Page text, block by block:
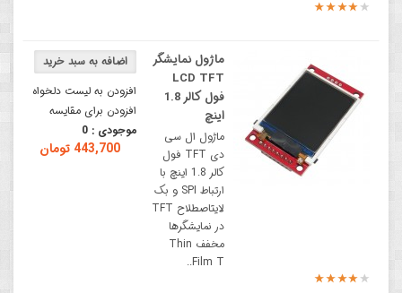
افزودن به لیست دلخواه
افزودن برای مقایسه
موجودی : 0
443,700 تومان
ماژول نمایشگر
LCD TFT
فول کالر 1.8
اینچ
ماژول ال سی
دی TFT فول
کالر 1.8 اینچ با
ارتباط SPI و بک
لایتاصطلاح TFT
در نمایشگرها
مخفف Thin
Film T..